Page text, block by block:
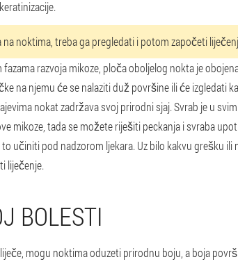
noktima, treba ga pregledati i potom započeti
razvoja mikoze, ploča oboljelog nokta je
na njemu će se nalaziti duž površine ili će izgledati
nokat zadržava svoj prirodni sjaj. Svrab je u
mikoze, tada se možete riješiti peckanja i svraba
učiniti pod nadzorom ljekara. Uz bilo kakvu grešku
liječenje.
BOLESTI
mogu noktima oduzeti prirodnu boju, a boja